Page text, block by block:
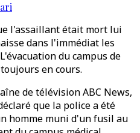
l'assaillant était mort lui
dans l'immédiat les
du campus de
en cours.
de télévision ABC News,
que la police a été
homme muni d'un fusil au